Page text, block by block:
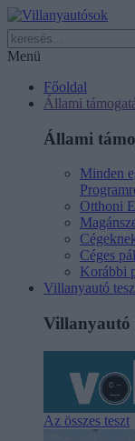
Menü
Főoldal
Állami
Állami
Minden
Otthoni
Céges
Korábbi
Villanyautó
Villanyautó
Az összes teszt